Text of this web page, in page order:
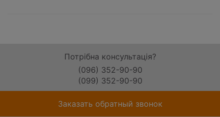
Потрібна консультація?
(096) 352-90-90
(099) 352-90-90
Заказать обратный звонок